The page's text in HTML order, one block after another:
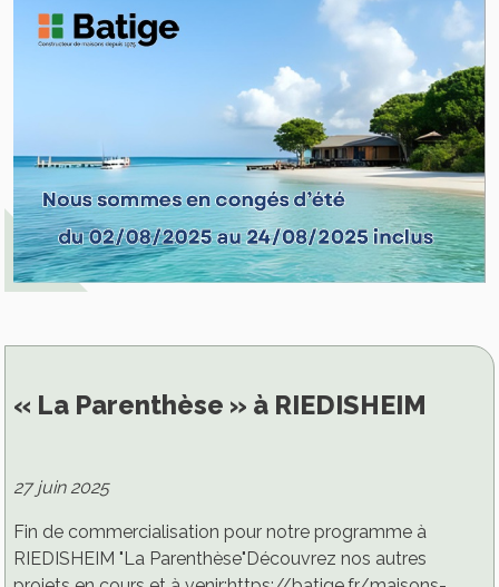
« La Parenthèse » à RIEDISHEIM
27 juin 2025
Fin de commercialisation pour notre programme à
RIEDISHEIM "La Parenthèse"Découvrez nos autres